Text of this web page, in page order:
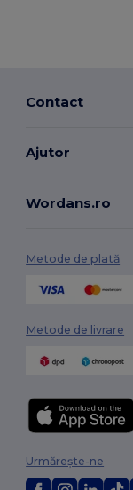
Contact
Ajutor
Wordans.ro
Metode de plată
Metode de livrare
Urmărește-ne